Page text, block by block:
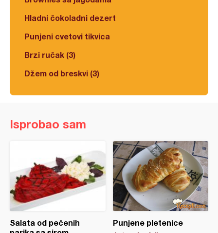
Hladni čokoladni dezert
Punjeni cvetovi tikvica
Brzi ručak (3)
Džem od breskvi (3)
Isprobao sam
Salata od pečenih
Punjene pletenice